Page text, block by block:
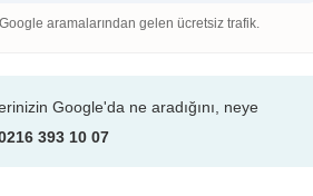
aramalarından gelen ücretsiz trafik.
Google'da ne aradığını, neye
393 10 07